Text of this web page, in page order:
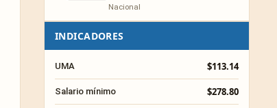
Nacional
INDICADORES
UMA $113.14
Salario mínimo $278.80